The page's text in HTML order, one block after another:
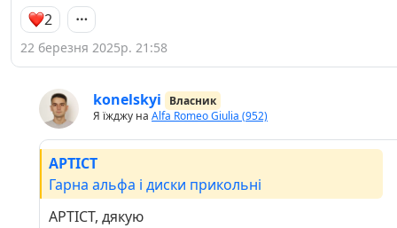
2
22 березня 2025р. 21:58
konelskyi
Власник
Я їжджу на Alfa Romeo Giulia (952)
APTICT
Гарна альфа і диски прикольні
APTICT, дякую